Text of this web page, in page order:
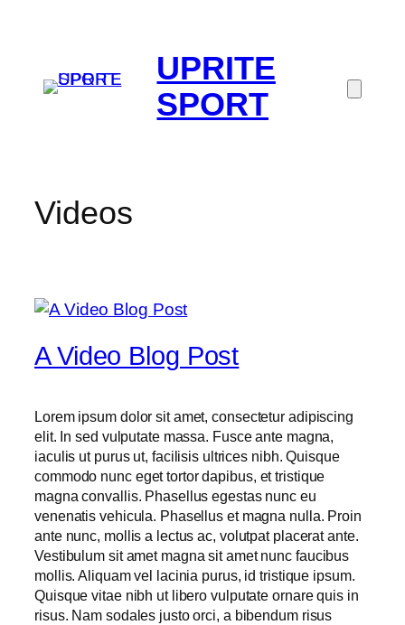
UPRITE
SPORT
Videos
A Video Blog Post
Lorem ipsum dolor sit amet, consectetur adipiscing
elit. In sed vulputate massa. Fusce ante magna,
iaculis ut purus ut, facilisis ultrices nibh. Quisque
commodo nunc eget tortor dapibus, et tristique
magna convallis. Phasellus egestas nunc eu
venenatis vehicula. Phasellus et magna nulla. Proin
ante nunc, mollis a lectus ac, volutpat placerat ante.
Vestibulum sit amet magna sit amet nunc faucibus
mollis. Aliquam vel lacinia purus, id tristique ipsum.
Quisque vitae nibh ut libero vulputate ornare quis in
risus. Nam sodales justo orci, a bibendum risus